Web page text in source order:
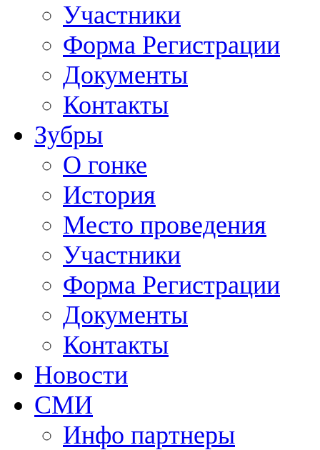
Участники
Форма Регистрации
Документы
Контакты
Зубры
О гонке
История
Место проведения
Участники
Форма Регистрации
Документы
Контакты
Новости
СМИ
Инфо партнеры